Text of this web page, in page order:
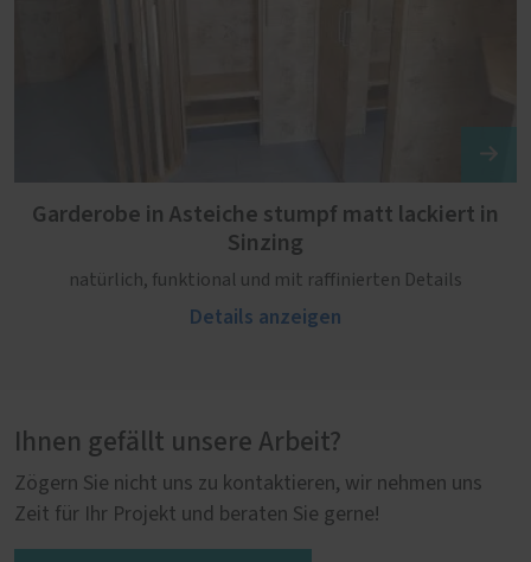
Garderobe in Asteiche stumpf matt lackiert in
Sinzing
natürlich, funktional und mit raffinierten Details
Details anzeigen
Ihnen gefällt unsere Arbeit?
Zögern Sie nicht uns zu kontaktieren, wir nehmen uns
Zeit für Ihr Projekt und beraten Sie gerne!